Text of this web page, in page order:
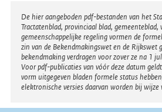
Disclaimer
De hier aangeboden pdf-bestanden van het
Tractatenblad, provinciaal blad, gemeenteblad,
gemeenschappelijke regeling vormen de
zin van de Bekendmakingswet en de Rijkswet
bekendmaking verdragen voor zover ze na 1
Voor pdf-publicaties van vóór deze datum
vorm uitgegeven bladen formele status
elektronische versies daarvan worden bij wijze